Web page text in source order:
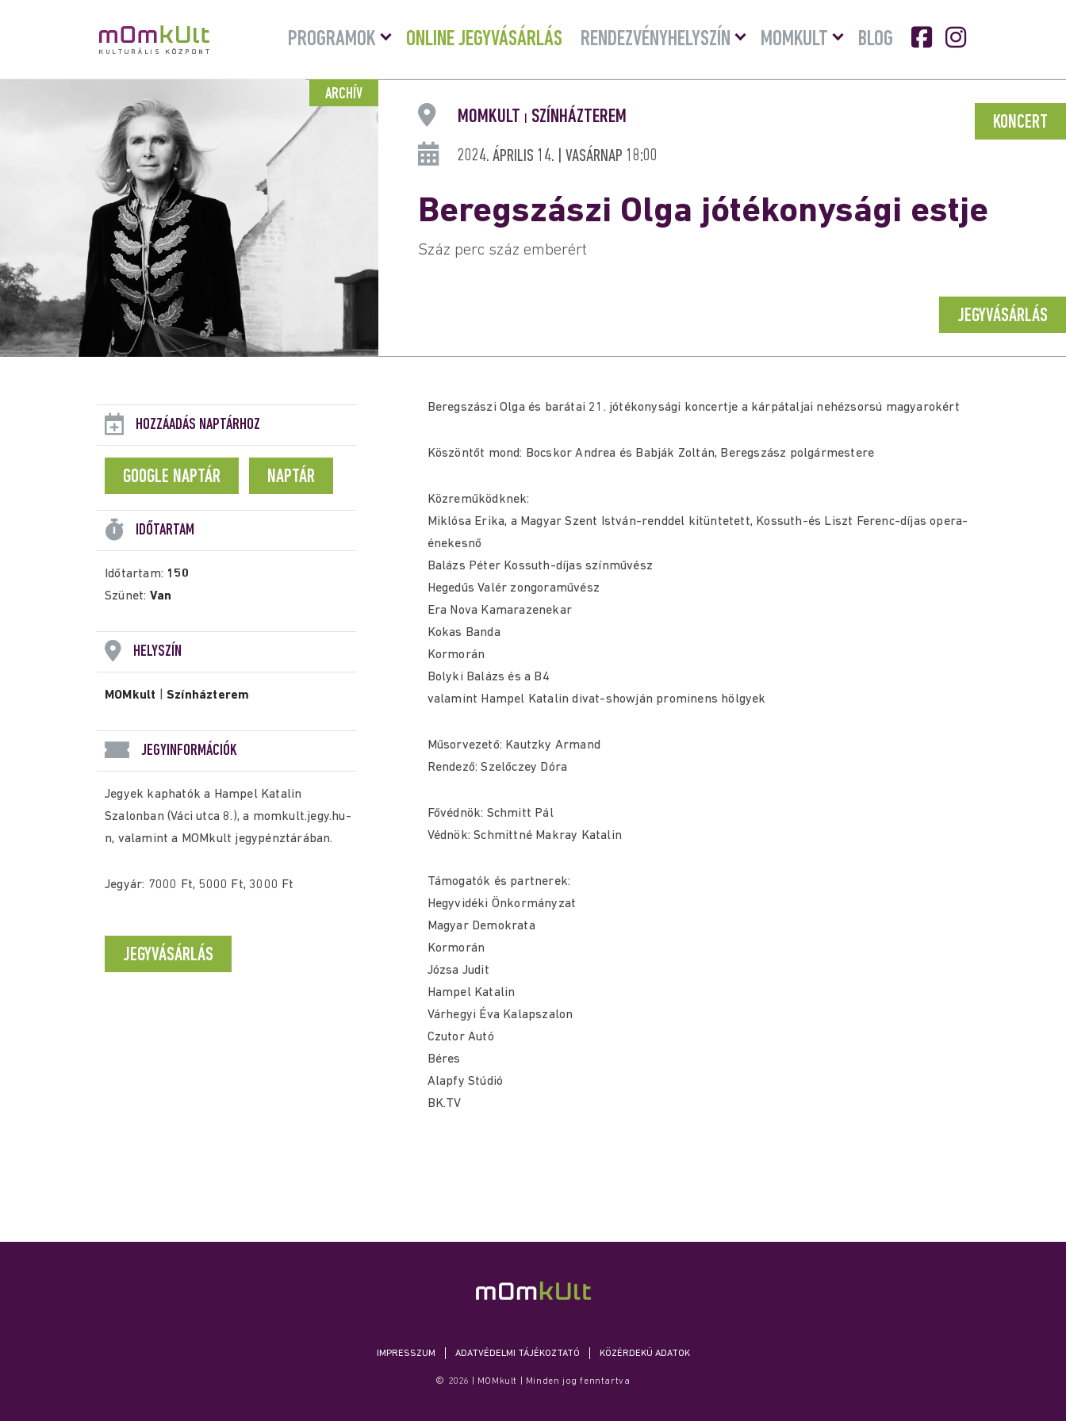
PROGRAMOK
Menü
lenyitása
ONLINE JEGYVÁSÁRLÁS RENDEZVÉNYHELYSZÍN
Menü
lenyitásaMOMKULT
Menü
lenyitása
BLOG
ARCHÍV
KONCERT
MOMKULT SZÍNHÁZTEREM
2024. ÁPRILIS 14. | VASÁRNAP 18:00
Beregszászi Olga jótékonysági estje
Száz perc száz emberért
JEGYVÁSÁRLÁS
HOZZÁADÁS NAPTÁRHOZ
GOOGLE NAPTÁR NAPTÁR
IDŐTARTAM
Időtartam: 150
Szünet: Van
HELYSZÍN
MOMkult |Színházterem
JEGYINFORMÁCIÓK
Jegyek kaphatók a Hampel Katalin
Szalonban (Váci utca 8.), a momkult.jegy.hu-
n, valamint a MOMkult jegypénztárában.
Jegyár: 7000 Ft, 5000 Ft, 3000 Ft
JEGYVÁSÁRLÁS
Beregszászi Olga és barátai 21. jótékonysági koncertje a kárpátaljai nehézsorsú magyarokért
Köszöntőt mond: Bocskor Andrea és Babják Zoltán, Beregszász polgármestere
Közreműködknek:
Miklósa Erika, a Magyar Szent István-renddel kitüntetett, Kossuth-és Liszt Ferenc-díjas opera-
énekesnő
Balázs Péter Kossuth-díjas színművész
Hegedűs Valér zongoraművész
Era Nova Kamarazenekar
Kokas Banda
Kormorán
Bolyki Balázs és a B4
valamint Hampel Katalin divat-showján prominens hölgyek
Műsorvezető: Kautzky Armand
Rendező: Szelőczey Dóra
Fővédnök: Schmitt Pál
Védnök: Schmittné Makray Katalin
Támogatók és partnerek:
Hegyvidéki Önkormányzat
Magyar Demokrata
Kormorán
Józsa Judit
Hampel Katalin
Várhegyi Éva Kalapszalon
Czutor Autó
Béres
Alapfy Stúdió
BK.TV
IMPRESSZUM ADATVÉDELMI TÁJÉKOZTATÓ KÖZÉRDEKŰ ADATOK
© 2026 | MOMkult | Minden jog fenntartva